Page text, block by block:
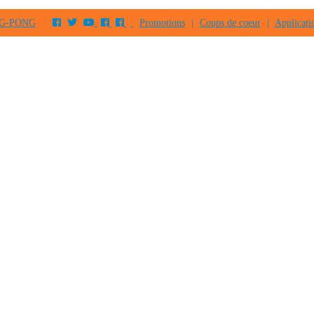
PONG Promotions Coups de coeur